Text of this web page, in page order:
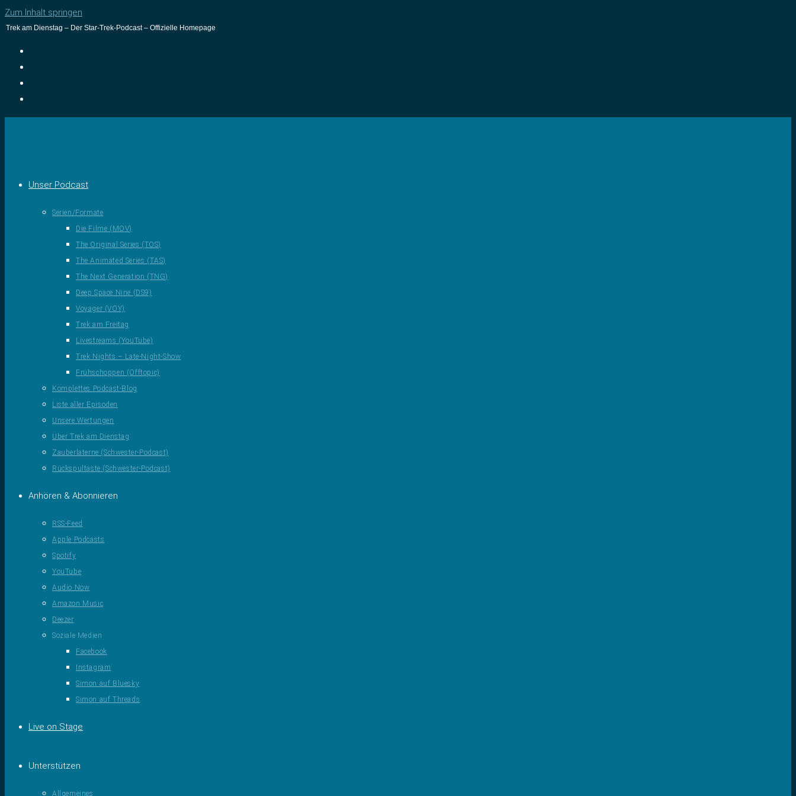
Zum Inhalt springen
Trek am Dienstag – Der Star-Trek-Podcast – Offizielle Homepage
Unser Podcast
Serien/Formate
Die Filme (MOV)
The Original Series (TOS)
The Animated Series (TAS)
The Next Generation (TNG)
Deep Space Nine (DS9)
Voyager (VOY)
Trek am Freitag
Livestreams (YouTube)
Trek Nights – Late-Night-Show
Frühschoppen (Offtopic)
Komplettes Podcast-Blog
Liste aller Episoden
Unsere Wertungen
Über Trek am Dienstag
Zauberlaterne (Schwester-Podcast)
Rückspultaste (Schwester-Podcast)
Anhören & Abonnieren
RSS-Feed
Apple Podcasts
Spotify
YouTube
Audio Now
Amazon Music
Deezer
Soziale Medien
Facebook
Instagram
Simon auf Bluesky
Simon auf Threads
Live on Stage
Unterstützen
Allgemeines